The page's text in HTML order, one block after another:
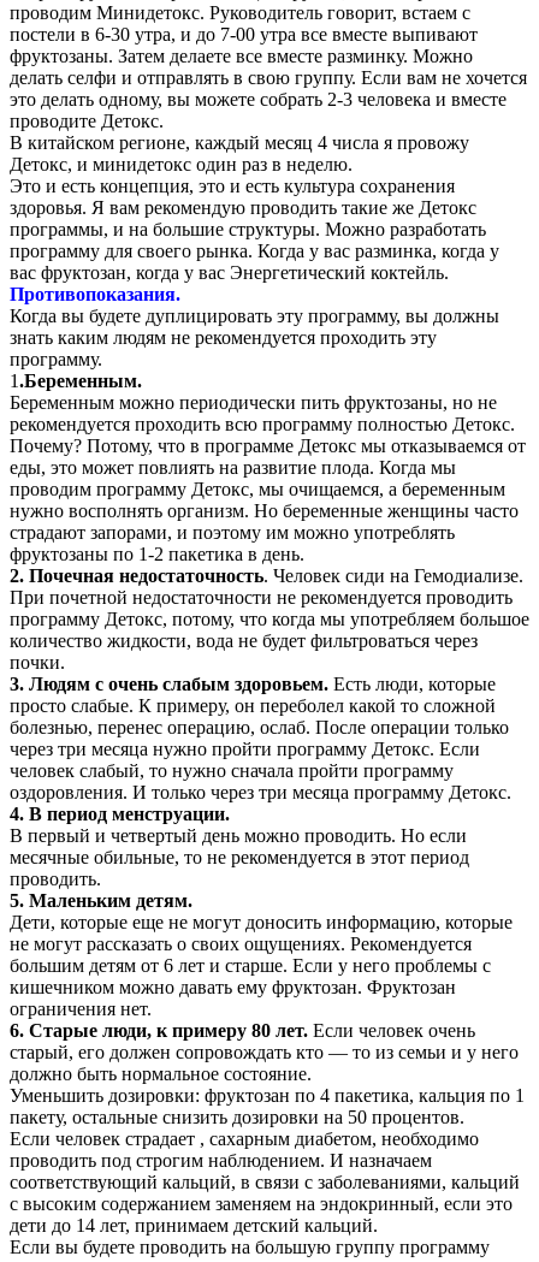
проводим Минидетокс. Руководитель говорит, встаем с
постели в 6-30 утра, и до 7-00 утра все вместе выпивают
фруктозаны. Затем делаете все вместе разминку. Можно
делать селфи и отправлять в свою группу. Если вам не хочется
это делать одному, вы можете собрать 2-3 человека и вместе
проводите Детокс.
В китайском регионе, каждый месяц 4 числа я провожу
Детокс, и минидетокс один раз в неделю.
Это и есть концепция, это и есть культура сохранения
здоровья. Я вам рекомендую проводить такие же Детокс
программы, и на большие структуры. Можно разработать
программу для своего рынка. Когда у вас разминка, когда у
вас фруктозан, когда у вас Энергетический коктейль.
Противопоказания.
Когда вы будете дуплицировать эту программу, вы должны
знать каким людям не рекомендуется проходить эту
программу.
1.Беременным.
Беременным можно периодически пить фруктозаны, но не
рекомендуется проходить всю программу полностью Детокс.
Почему? Потому, что в программе Детокс мы отказываемся от
еды, это может повлиять на развитие плода. Когда мы
проводим программу Детокс, мы очищаемся, а беременным
нужно восполнять организм. Но беременные женщины часто
страдают запорами, и поэтому им можно употреблять
фруктозаны по 1-2 пакетика в день.
2. Почечная недостаточность. Человек сиди на Гемодиализе.
При почетной недостаточности не рекомендуется проводить
программу Детокс, потому, что когда мы употребляем большое
количество жидкости, вода не будет фильтроваться через
почки.
3. Людям с очень слабым здоровьем. Есть люди, которые
просто слабые. К примеру, он переболел какой то сложной
болезнью, перенес операцию, ослаб. После операции только
через три месяца нужно пройти программу Детокс. Если
человек слабый, то нужно сначала пройти программу
оздоровления. И только через три месяца программу Детокс.
4. В период менструации.
В первый и четвертый день можно проводить. Но если
месячные обильные, то не рекомендуется в этот период
проводить.
5. Маленьким детям.
Дети, которые еще не могут доносить информацию, которые
не могут рассказать о своих ощущениях. Рекомендуется
большим детям от 6 лет и старше. Если у него проблемы с
кишечником можно давать ему фруктозан. Фруктозан
ограничения нет.
6. Старые люди, к примеру 80 лет. Если человек очень
старый, его должен сопровождать кто — то из семьи и у него
должно быть нормальное состояние.
Уменьшить дозировки: фруктозан по 4 пакетика, кальция по 1
пакету, остальные снизить дозировки на 50 процентов.
Если человек страдает , сахарным диабетом, необходимо
проводить под строгим наблюдением. И назначаем
соответствующий кальций, в связи с заболеваниями, кальций
с высоким содержанием заменяем на эндокринный, если это
дети до 14 лет, принимаем детский кальций.
Если вы будете проводить на большую группу программу